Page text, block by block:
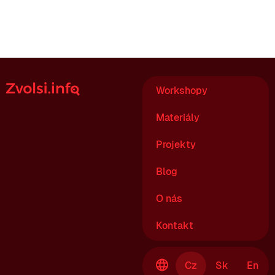
Workshopy
Materiály
Projekty
Blog
O nás
Kontakt
Cz Sk En